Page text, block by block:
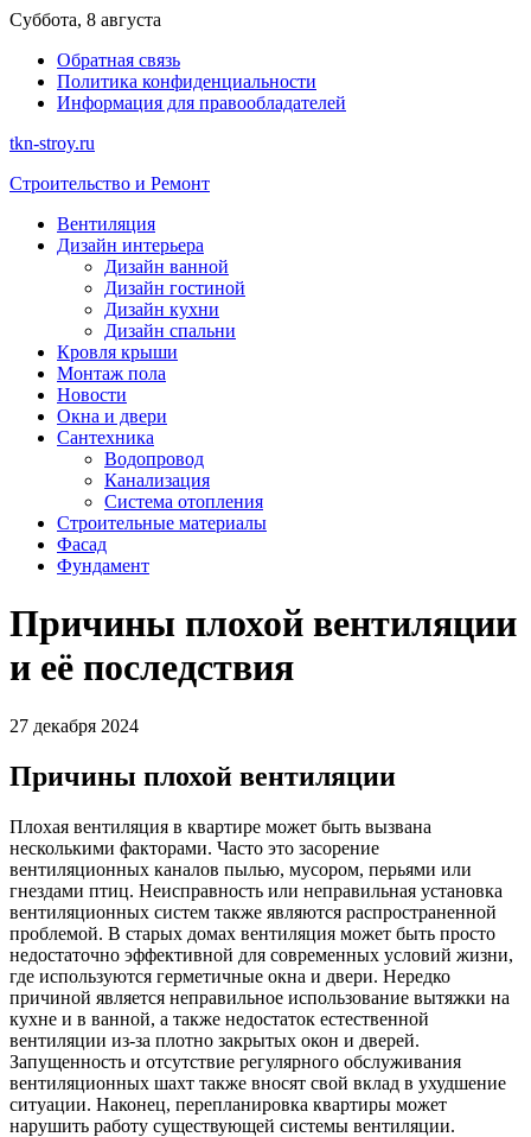
Перейти
содержимому
Суббота, 8 августа
Обратная связь
Политика конфиденциальности
Информация для правообладателей
tkn-stroy.ru
Строительство и Ремонт
Вентиляция
Дизайн интерьера
Дизайн ванной
Дизайн гостиной
Дизайн кухни
Дизайн спальни
Кровля крыши
Монтаж пола
Новости
Окна и двери
Сантехника
Водопровод
Канализация
Система отопления
Строительные материалы
Фасад
Фундамент
Причины плохой вентиляции
и её последствия
27 декабря 2024
Причины плохой вентиляции
Плохая вентиляция в квартире может быть вызвана
несколькими факторами. Часто это засорение
вентиляционных каналов пылью, мусором, перьями или
гнездами птиц. Неисправность или неправильная установка
вентиляционных систем также являются распространенной
проблемой. В старых домах вентиляция может быть просто
недостаточно эффективной для современных условий жизни,
где используются герметичные окна и двери. Нередко
причиной является неправильное использование вытяжки на
кухне и в ванной, а также недостаток естественной
вентиляции из-за плотно закрытых окон и дверей.
Запущенность и отсутствие регулярного обслуживания
вентиляционных шахт также вносят свой вклад в ухудшение
ситуации. Наконец, перепланировка квартиры может
нарушить работу существующей системы вентиляции.